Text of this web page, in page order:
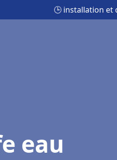
🕒 installation et
eau